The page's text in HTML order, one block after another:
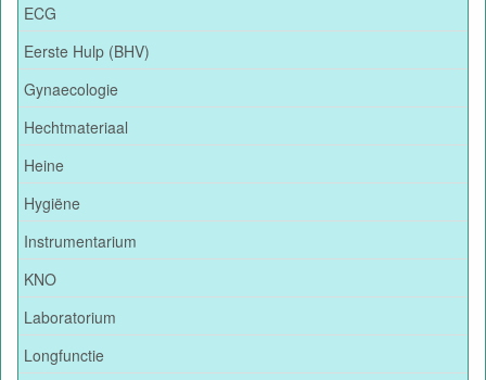
ECG
Eerste Hulp (BHV)
Gynaecologie
Hechtmateriaal
Heine
Hygiëne
Instrumentarium
KNO
Laboratorium
Longfunctie